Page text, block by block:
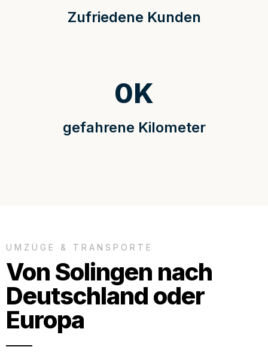
Zufriedene Kunden
gefahrene Kilometer
0K
UMZÜGE & TRANSPORTE
Von Solingen nach
Deutschland oder
Europa